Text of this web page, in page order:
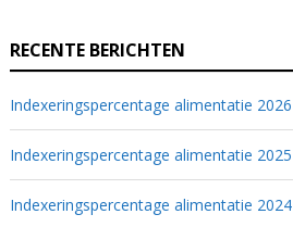
RECENTE BERICHTEN
Indexeringspercentage alimentatie 2026
Indexeringspercentage alimentatie 2025
Indexeringspercentage alimentatie 2024